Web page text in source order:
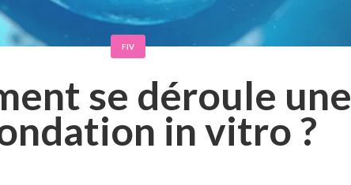
FIV
se déroule une
in vitro ?